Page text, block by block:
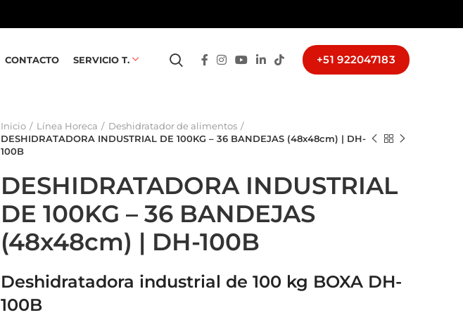
CONTACTO SERVICIO T. +51 922047183
Inicio Línea Horeca
Deshidratador de alimentos
DESHIDRATADORA INDUSTRIAL DE 100KG – 36 BANDEJAS (48x48cm) | DH-
100B
DESHIDRATADORA INDUSTRIAL
DE 100KG – 36 BANDEJAS
(48x48cm) | DH-100B
Deshidratadora industrial de 100 kg BOXA DH-
100B